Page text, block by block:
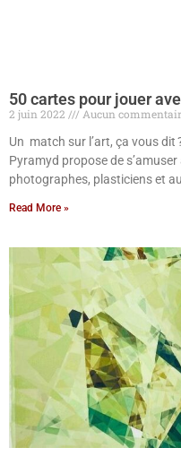
50 cartes pour jouer
2 juin 2022
Aucun
Un match sur l’art, ça vous dit
Pyramyd propose de
photographes, plasticiens et
Read More »